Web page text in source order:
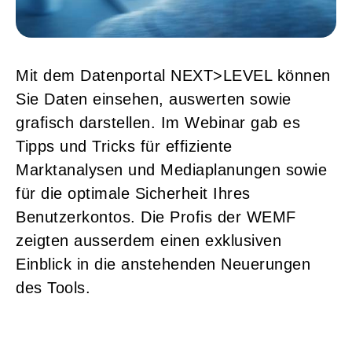
Mit dem Datenportal NEXT>LEVEL können
Sie Daten einsehen, auswerten sowie
grafisch darstellen. Im Webinar gab es
Tipps und Tricks für effiziente
Marktanalysen und Mediaplanungen sowie
für die optimale Sicherheit Ihres
Benutzerkontos. Die Profis der WEMF
zeigten ausserdem einen exklusiven
Einblick in die anstehenden Neuerungen
des Tools.